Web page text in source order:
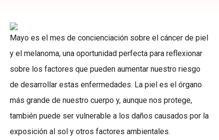
Mayo es el mes de concienciación sobre el cáncer de piel
y el melanoma, una oportunidad perfecta para reflexionar
sobre los factores que pueden aumentar nuestro riesgo
de desarrollar estas enfermedades. La piel es el órgano
más grande de nuestro cuerpo y, aunque nos protege,
también puede ser vulnerable a los daños causados por la
exposición al sol y otros factores ambientales.